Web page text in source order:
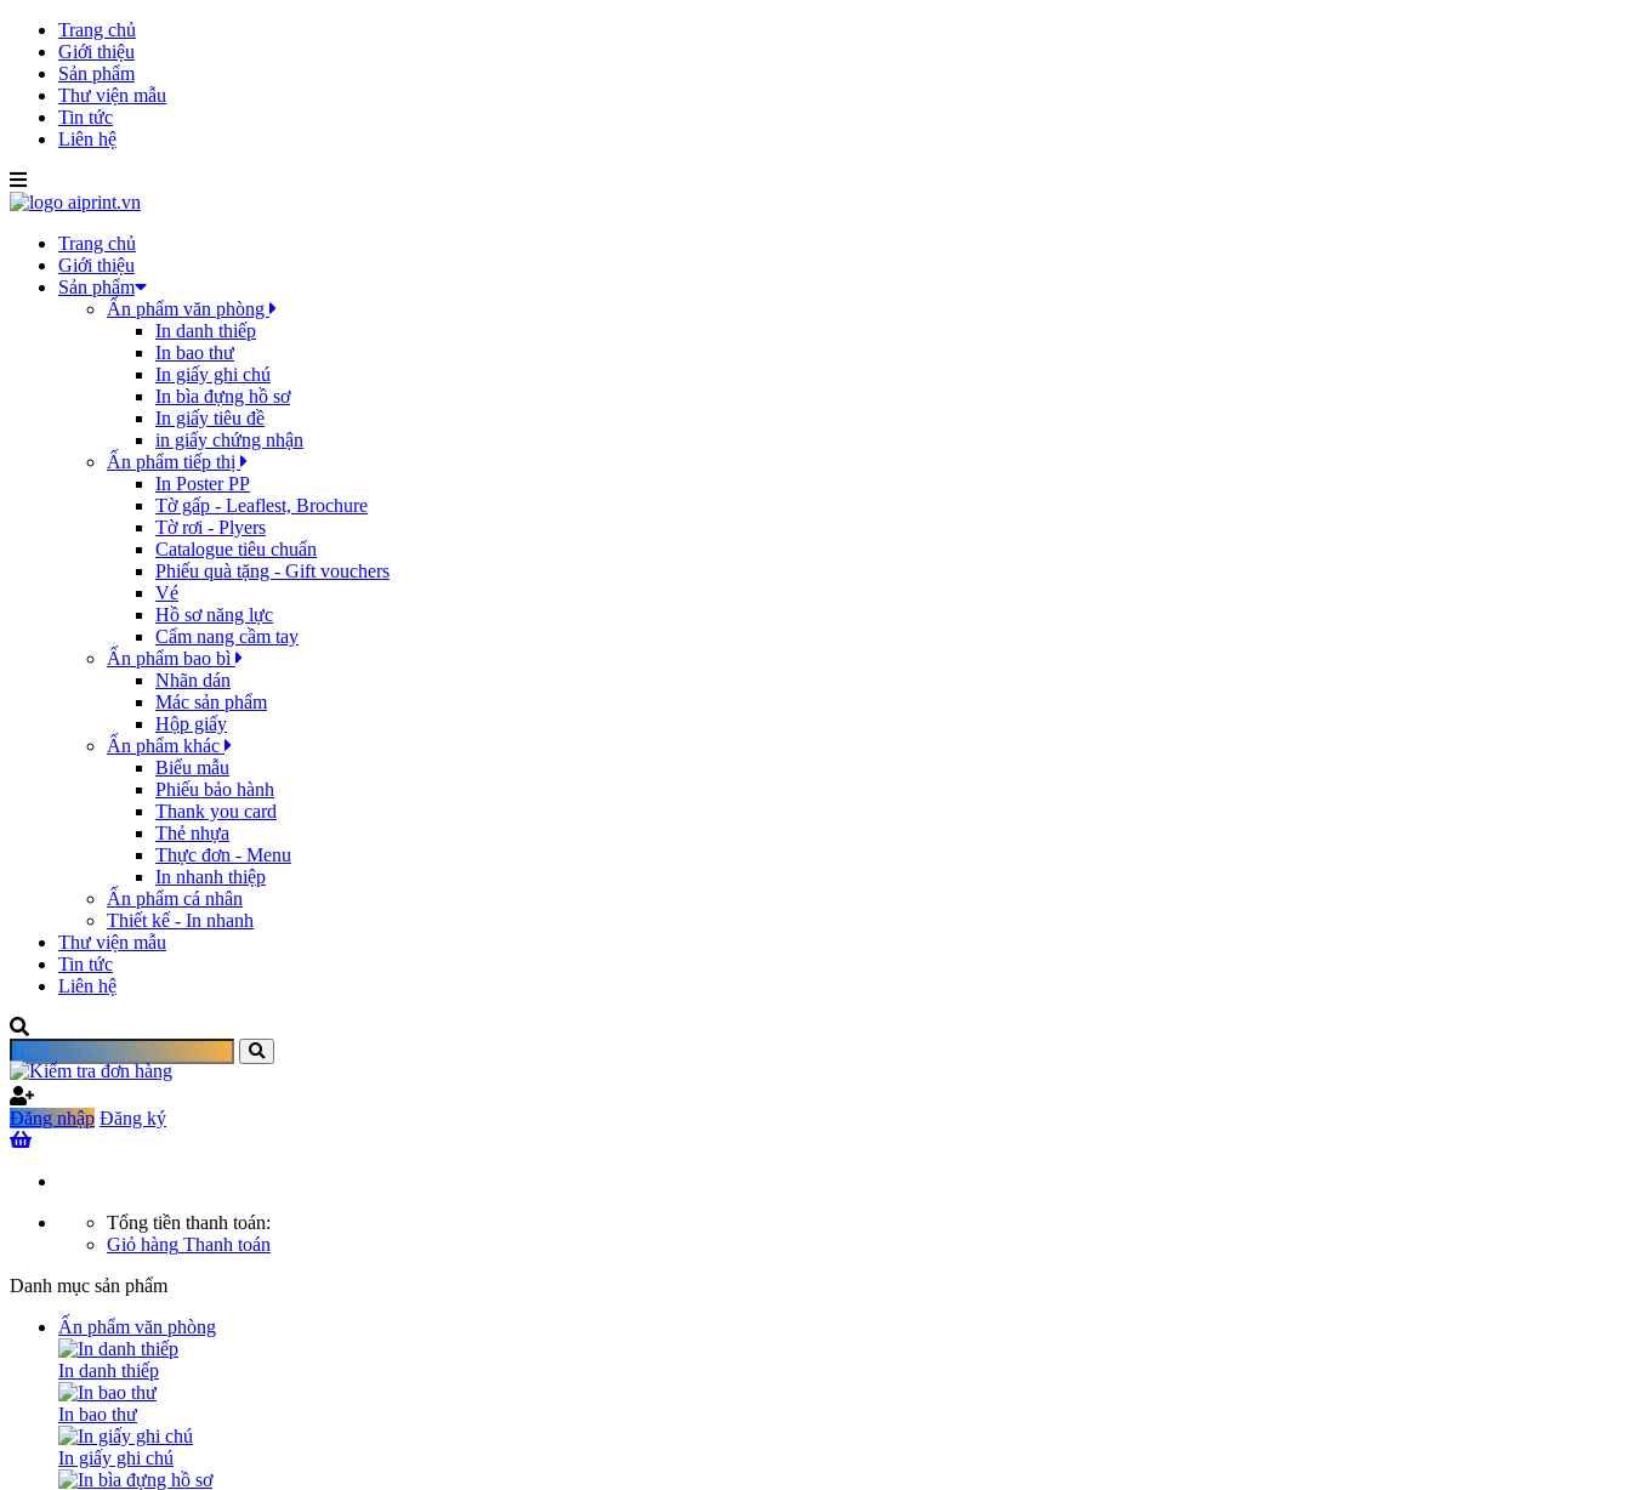
Trang chủ
Giới thiệu
Sản phẩm
Thư viện mẫu
Tin tức
Liên hệ
Trang chủ
Giới thiệu
Sản phẩm
Ấn phẩm văn phòng
In danh thiếp
In bao thư
In giấy ghi chú
In bìa đựng hồ sơ
In giấy tiêu đề
in giấy chứng nhận
Ấn phẩm tiếp thị
In Poster PP
Tờ gấp - Leaflest, Brochure
Tờ rơi - Plyers
Catalogue tiêu chuẩn
Phiếu quà tặng - Gift vouchers
Vé
Hồ sơ năng lực
Cẩm nang cầm tay
Ấn phẩm bao bì
Nhãn dán
Mác sản phẩm
Hộp giấy
Ấn phẩm khác
Biểu mẫu
Phiếu bảo hành
Thank you card
Thẻ nhựa
Thực đơn - Menu
In nhanh thiệp
Ấn phẩm cá nhân
Thiết kế - In nhanh
Thư viện mẫu
Tin tức
Liên hệ
Đăng nhập Đăng ký
Tổng tiền thanh toán:
Giỏ hàng Thanh toán
Danh mục sản phẩm
Ấn phẩm văn phòng
In danh thiếp
In bao thư
In giấy ghi chú